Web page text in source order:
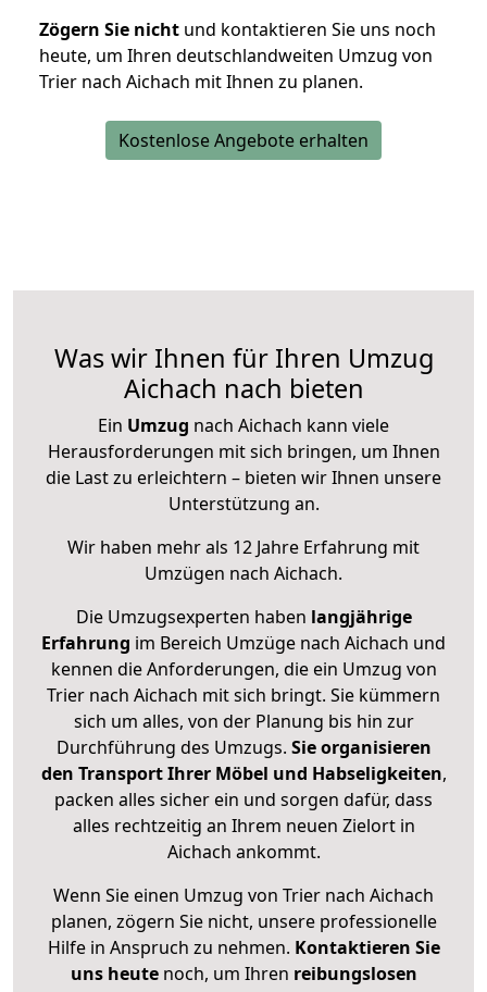
Zögern Sie nicht und kontaktieren Sie uns noch
heute, um Ihren deutschlandweiten Umzug von
Trier nach Aichach mit Ihnen zu planen.
Kostenlose Angebote erhalten
Was wir Ihnen für Ihren Umzug
Aichach nach bieten
Ein Umzug nach Aichach kann viele
Herausforderungen mit sich bringen, um Ihnen
die Last zu erleichtern – bieten wir Ihnen unsere
Unterstützung an.
Wir haben mehr als 12 Jahre Erfahrung mit
Umzügen nach Aichach.
Die Umzugsexperten haben langjährige
Erfahrung im Bereich Umzüge nach Aichach und
kennen die Anforderungen, die ein Umzug von
Trier nach Aichach mit sich bringt. Sie kümmern
sich um alles, von der Planung bis hin zur
Durchführung des Umzugs. Sie organisieren
den Transport Ihrer Möbel und Habseligkeiten,
packen alles sicher ein und sorgen dafür, dass
alles rechtzeitig an Ihrem neuen Zielort in
Aichach ankommt.
Wenn Sie einen Umzug von Trier nach Aichach
planen, zögern Sie nicht, unsere professionelle
Hilfe in Anspruch zu nehmen. Kontaktieren Sie
uns heutenoch, um Ihren reibungslosen